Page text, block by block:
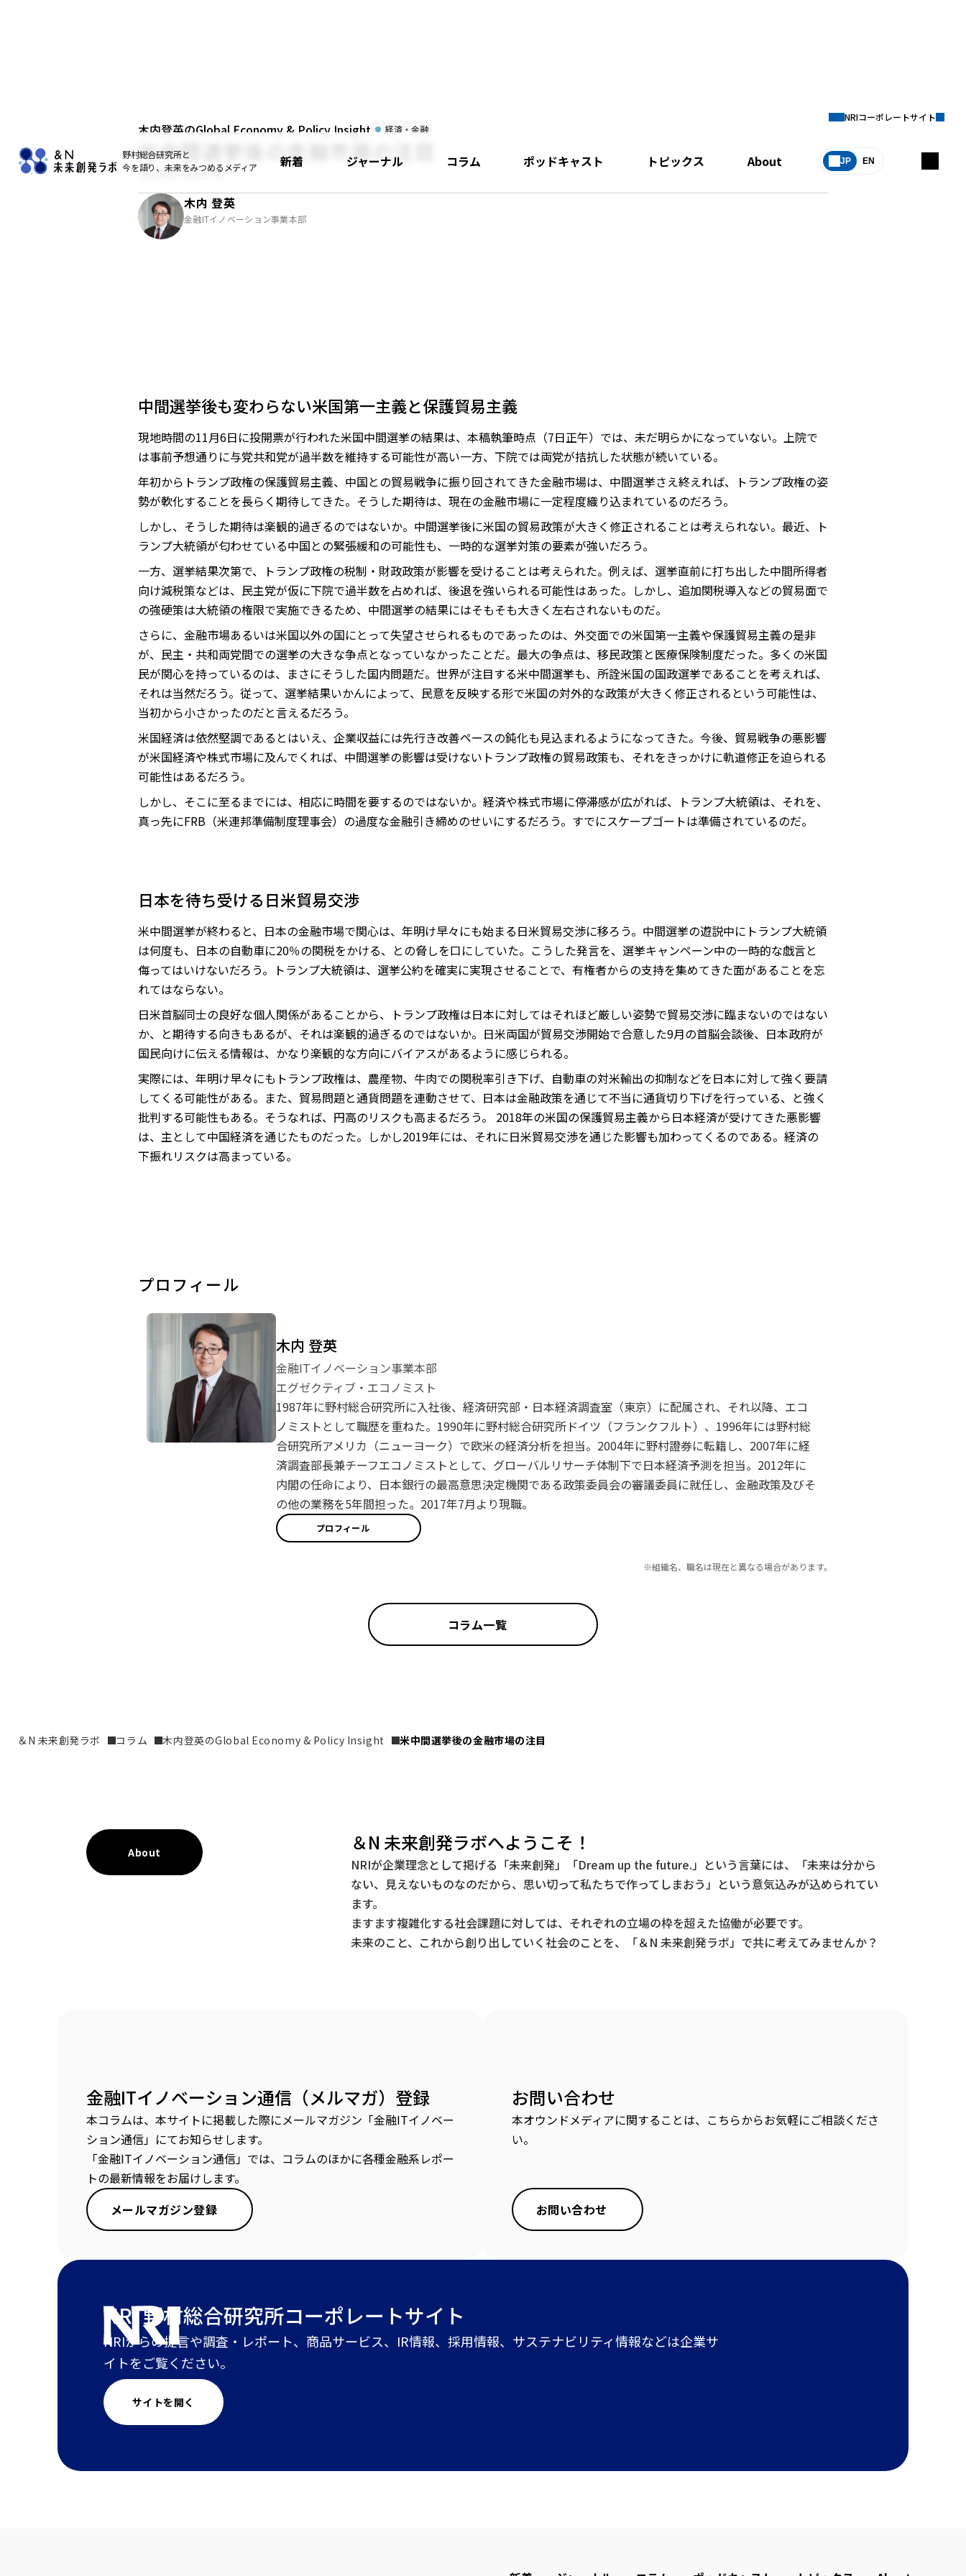
野村総合研究所と
今を語り、未来をみつめるメディア
新着 ジャーナル コラム ポッドキャスト トピックス About JP EN
NRIコーポレートサイト
木内登英のGlobal Economy & Policy Insight 経済・金融
米中間選挙後の金融市場の注目
2018年11月07日
木内 登英
金融ITイノベーション事業本部
中間選挙後も変わらない米国第一主義と保護貿易主義
現地時間の11月6日に投開票が行われた米国中間選挙の結果は、本稿執筆時点（7日正午）では、未だ明らかになっていない。上院で
は事前予想通りに与党共和党が過半数を維持する可能性が高い一方、下院では両党が拮抗した状態が続いている。
年初からトランプ政権の保護貿易主義、中国との貿易戦争に振り回されてきた金融市場は、中間選挙さえ終えれば、トランプ政権の姿
勢が軟化することを長らく期待してきた。そうした期待は、現在の金融市場に一定程度織り込まれているのだろう。
しかし、そうした期待は楽観的過ぎるのではないか。中間選挙後に米国の貿易政策が大きく修正されることは考えられない。最近、ト
ランプ大統領が匂わせている中国との緊張緩和の可能性も、一時的な選挙対策の要素が強いだろう。
一方、選挙結果次第で、トランプ政権の税制・財政政策が影響を受けることは考えられた。例えば、選挙直前に打ち出した中間所得者
向け減税策などは、民主党が仮に下院で過半数を占めれば、後退を強いられる可能性はあった。しかし、追加関税導入などの貿易面で
の強硬策は大統領の権限で実施できるため、中間選挙の結果にはそもそも大きく左右されないものだ。
さらに、金融市場あるいは米国以外の国にとって失望させられるものであったのは、外交面での米国第一主義や保護貿易主義の是非
が、民主・共和両党間での選挙の大きな争点となっていなかったことだ。最大の争点は、移民政策と医療保険制度だった。多くの米国
民が関心を持っているのは、まさにそうした国内問題だ。世界が注目する米中間選挙も、所詮米国の国政選挙であることを考えれば、
それは当然だろう。従って、選挙結果いかんによって、民意を反映する形で米国の対外的な政策が大きく修正されるという可能性は、
当初から小さかったのだと言えるだろう。
米国経済は依然堅調であるとはいえ、企業収益には先行き改善ペースの鈍化も見込まれるようになってきた。今後、貿易戦争の悪影響
が米国経済や株式市場に及んでくれば、中間選挙の影響は受けないトランプ政権の貿易政策も、それをきっかけに軌道修正を迫られる
可能性はあるだろう。
しかし、そこに至るまでには、相応に時間を要するのではないか。経済や株式市場に停滞感が広がれば、トランプ大統領は、それを、
真っ先にFRB（米連邦準備制度理事会）の過度な金融引き締めのせいにするだろう。すでにスケープゴートは準備されているのだ。
日本を待ち受ける日米貿易交渉
米中間選挙が終わると、日本の金融市場で関心は、年明け早々にも始まる日米貿易交渉に移ろう。中間選挙の遊説中にトランプ大統領
は何度も、日本の自動車に20％の関税をかける、との脅しを口にしていた。こうした発言を、選挙キャンペーン中の一時的な戯言と
侮ってはいけないだろう。トランプ大統領は、選挙公約を確実に実現させることで、有権者からの支持を集めてきた面があることを忘
れてはならない。
日米首脳同士の良好な個人関係があることから、トランプ政権は日本に対してはそれほど厳しい姿勢で貿易交渉に臨まないのではない
か、と期待する向きもあるが、それは楽観的過ぎるのではないか。日米両国が貿易交渉開始で合意した9月の首脳会談後、日本政府が
国民向けに伝える情報は、かなり楽観的な方向にバイアスがあるように感じられる。
実際には、年明け早々にもトランプ政権は、農産物、牛肉での関税率引き下げ、自動車の対米輸出の抑制などを日本に対して強く要請
してくる可能性がある。また、貿易問題と通貨問題を連動させて、日本は金融政策を通じて不当に通貨切り下げを行っている、と強く
批判する可能性もある。そうなれば、円高のリスクも高まるだろう。 2018年の米国の保護貿易主義から日本経済が受けてきた悪影響
は、主として中国経済を通じたものだった。しかし2019年には、それに日米貿易交渉を通じた影響も加わってくるのである。経済の
下振れリスクは高まっている。
プロフィール
木内 登英
金融ITイノベーション事業本部
エグゼクティブ・エコノミスト
1987年に野村総合研究所に入社後、経済研究部・日本経済調査室（東京）に配属され、それ以降、エコ
ノミストとして職歴を重ねた。1990年に野村総合研究所ドイツ（フランクフルト）、1996年には野村総
合研究所アメリカ（ニューヨーク）で欧米の経済分析を担当。2004年に野村證券に転籍し、2007年に経
済調査部長兼チーフエコノミストとして、グローバルリサーチ体制下で日本経済予測を担当。2012年に
内閣の任命により、日本銀行の最高意思決定機関である政策委員会の審議委員に就任し、金融政策及びそ
の他の業務を5年間担った。2017年7月より現職。
プロフィール
※組織名、職名は現在と異なる場合があります。
コラム一覧
＆N 未来創発ラボ コラム 木内登英のGlobal Economy & Policy Insight 米中間選挙後の金融市場の注目
About ＆N 未来創発ラボへようこそ！
NRIが企業理念として掲げる「未来創発」「Dream up the future.」という言葉には、「未来は分から
ない、見えないものなのだから、思い切って私たちで作ってしまおう」という意気込みが込められてい
ます。
ますます複雑化する社会課題に対しては、それぞれの立場の枠を超えた協働が必要です。
未来のこと、これから創り出していく社会のことを、「＆N 未来創発ラボ」で共に考えてみませんか？
金融ITイノベーション通信（メルマガ）登録
本コラムは、本サイトに掲載した際にメールマガジン「金融ITイノベー
ション通信」にてお知らせします。
「金融ITイノベーション通信」では、コラムのほかに各種金融系レポー
トの最新情報をお届けします。
メールマガジン登録
お問い合わせ
本オウンドメディアに関することは、こちらからお気軽にご相談くださ
い。
お問い合わせ
NRI 野村総合研究所コーポレートサイト
NRIからの提言や調査・レポート、商品サービス、IR情報、採用情報、サステナビリティ情報などは企業サ
イトをご覧ください。
サイトを開く